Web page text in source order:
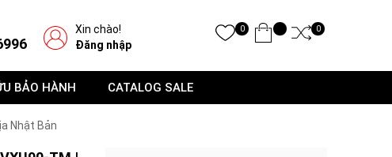
Xin chào!
Đăng nhập
0 0
BẢO HÀNH CATALOG SALE
Nhật Bản